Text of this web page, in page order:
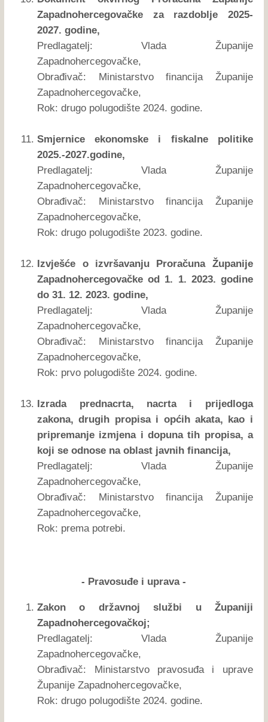
Zapadnohercegovačke za razdoblje 2025-
2027. godine,
Predlagatelj: Vlada Županije
Zapadnohercegovačke,
Obrađivač: Ministarstvo financija Županije
Zapadnohercegovačke,
Rok: drugo polugodište 2024. godine.
Smjernice ekonomske i fiskalne politike
2025.-2027.godine,
Predlagatelj: Vlada Županije
Zapadnohercegovačke,
Obrađivač: Ministarstvo financija Županije
Zapadnohercegovačke,
Rok: drugo polugodište 2023. godine.
Izvješće o izvršavanju Proračuna Županije
Zapadnohercegovačke od 1. 1. 2023. godine
do 31. 12. 2023. godine,
Predlagatelj: Vlada Županije
Zapadnohercegovačke,
Obrađivač: Ministarstvo financija Županije
Zapadnohercegovačke,
Rok: prvo polugodište 2024. godine.
Izrada prednacrta, nacrta i prijedloga
zakona, drugih propisa i općih akata, kao i
pripremanje izmjena i dopuna tih propisa, a
koji se odnose na oblast javnih financija,
Predlagatelj: Vlada Županije
Zapadnohercegovačke,
Obrađivač: Ministarstvo financija Županije
Zapadnohercegovačke,
Rok: prema potrebi.
- Pravosuđe i uprava -
Zakon o državnoj službi u Županiji
Zapadnohercegovačkoj;
Predlagatelj: Vlada Županije
Zapadnohercegovačke,
Obrađivač: Ministarstvo pravosuđa i uprave
Županije Zapadnohercegovačke,
Rok: drugo polugodište 2024. godine.